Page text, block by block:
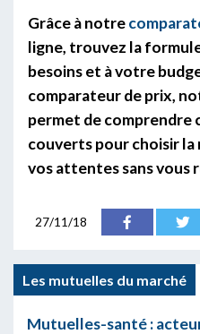
Grâce à notre
ligne, trouvez la
besoins et à votre
comparateur de prix,
permet de comprendre
couverts pour choisir
vos attentes sans vous
27/11/18
Les mutuelles du marché
Mutuelles-santé :